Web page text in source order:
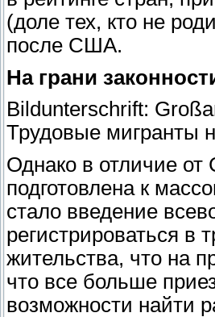
(доле тех, кто не
после США.
На грани
Bildunterschrift:
Трудовые мигранты
Однако в отличие
подготовлена к
стало введение
регистрироваться
жительства, что на
что все больше
возможности найти